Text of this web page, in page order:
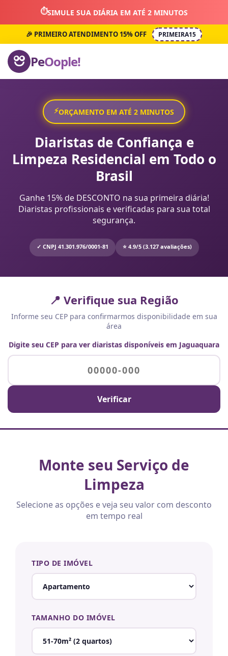
⏱️SIMULE SUA DIÁRIA EM ATÉ 2 MINUTOS
🎉 PRIMEIRO ATENDIMENTO 15% OFF PRIMEIRA15
PeOople!
⚡ORÇAMENTO EM ATÉ 2 MINUTOS
Diaristas de Confiança e
Limpeza Residencial em Todo o
Brasil
Ganhe 15% de DESCONTO na sua primeira diária!
Diaristas profissionais e verificadas para sua total
segurança.
✓ CNPJ 41.301.976/0001-81 ⭐ 4.9/5 (3.127 avaliações)
📍 Verifique sua Região
Informe seu CEP para confirmarmos disponibilidade em sua
área
Digite seu CEP para ver diaristas disponíveis em Jaguaquara
Verificar
Monte seu Serviço de
Limpeza
Selecione as opções e veja seu valor com desconto
em tempo real
TIPO DE IMÓVEL
TAMANHO DO IMÓVEL